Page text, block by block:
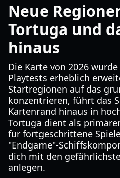
Neue
Tortuga und
hinaus
Die Karte von 2026
Playtests erheblich
Startregionen auf das
konzentrieren, führt das
Kartenrand hinaus in
Tortuga dient als
für fortgeschrittene
"Endgame"-
dich mit den
anlegen.